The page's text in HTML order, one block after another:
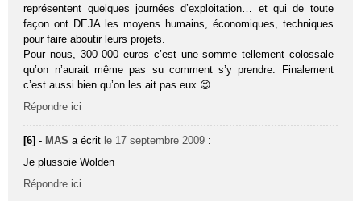
représentent quelques journées d’exploitation… et qui de toute
façon ont DEJA les moyens humains, économiques, techniques
pour faire aboutir leurs projets.
Pour nous, 300 000 euros c’est une somme tellement colossale
qu’on n’aurait même pas su comment s’y prendre. Finalement
c’est aussi bien qu’on les ait pas eux 😉
Répondre ici
[6] - MAS a écrit le 17 septembre 2009 :
Je plussoie Wolden
Répondre ici